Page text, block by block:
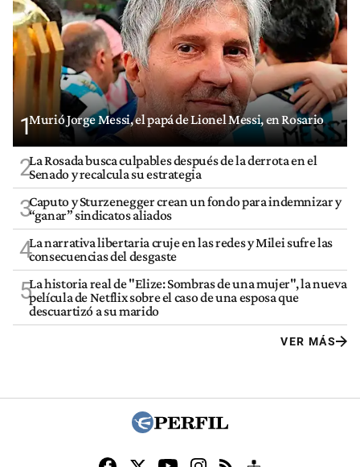
1Murió Jorge Messi, el papá de Lionel Messi, en Rosario
2La Rosada busca culpables después de la derrota en el
Senado y recalcula su estrategia
3Caputo y Sturzenegger crean un fondo para indemnizar y
“ganar” sindicatos aliados
4La narrativa libertaria cruje en las redes y Milei sufre las
consecuencias del desgaste
5La historia real de "Elize: Sombras de una mujer", la nueva
película de Netflix sobre el caso de una esposa que
descuartizó a su marido
VER MÁS